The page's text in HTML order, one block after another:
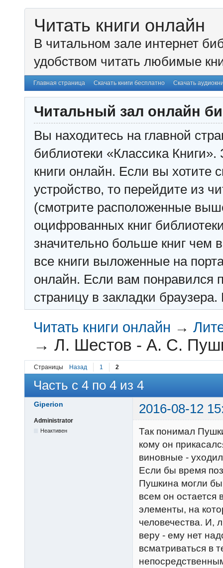
Читать книги онлайн
В читальном зале интернет
удобством читать любимые
Главная страница Скачать книги бесплатно Скачать
Читальный зал онлайн
Вы находитесь на главной
библиотеки «Классика
книги онлайн. Если вы хотите
устройство, то перейдите из
(смотрите расположенные
оцифрованных книг
значительно больше книг чем
все книги выложенные на
онлайн. Если вам понравился
страницу в закладки
Читать книги онлайн →
→Л. Шестов - А. С.
Страницы Назад 1 2
Часть с 4 по 4 из 4
Giperion 2016-08-12
Administrator
Неактивен
Так понимал
кому он
виновные -
Если бы время
Пушкина могли бы
всем он остается
элементы, на
человечества. И,
веру - ему нет
всматриваться в